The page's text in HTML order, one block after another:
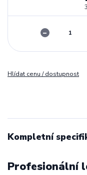
Hlídat cenu / dostupnost
Kompletní
Profesionální